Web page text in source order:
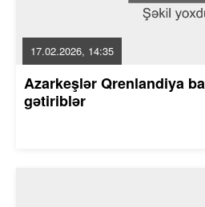
17.02.2026, 14:35
Azarkeşlər Qrenlandiya
gətiriblər